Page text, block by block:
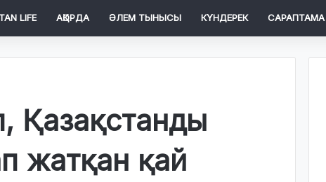
LIFE АҚОРДА ӘЛЕМ ТЫНЫСЫ КҮНДЕРЕК САРАПТАМА
Қазақстанды
жатқан қай